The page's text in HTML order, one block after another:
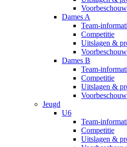
Dames A
Team-
Competitie
Uitslagen &
Dames B
Team-
Competitie
Uitslagen &
Jeugd
U6
Team-
Competitie
Uitslagen &